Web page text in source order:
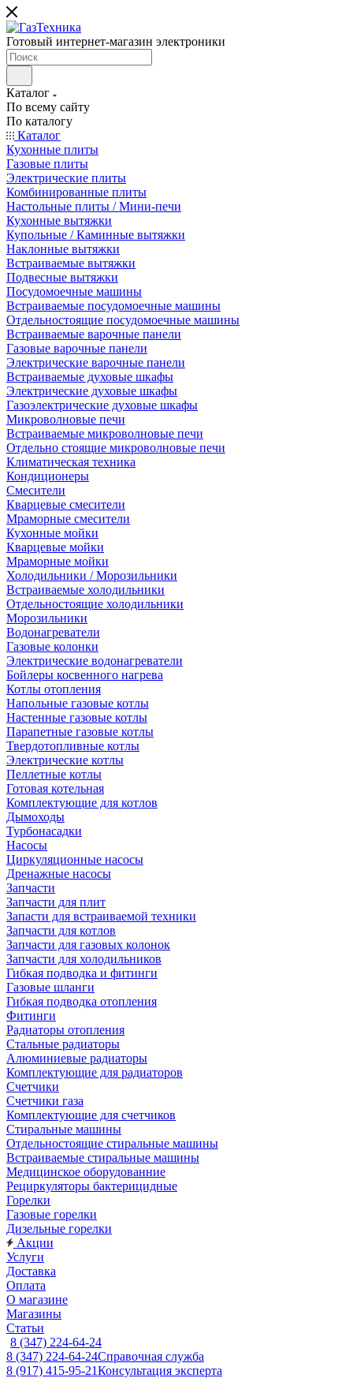
Готовый интернет-магазин электроники
Каталог
По всему сайту
По каталогу
Каталог
Кухонные плиты
Газовые плиты
Электрические плиты
Комбинированные плиты
Настольные плиты / Мини-печи
Кухонные вытяжки
Купольные / Каминные вытяжки
Наклонные вытяжки
Встраиваемые вытяжки
Подвесные вытяжки
Посудомоечные машины
Встраиваемые посудомоечные машины
Отдельностоящие посудомоечные машины
Встраиваемые варочные панели
Газовые варочные панели
Электрические варочные панели
Встраиваемые духовые шкафы
Электрические духовые шкафы
Газоэлектрические духовые шкафы
Микроволновые печи
Встраиваемые микроволновые печи
Отдельно стоящие микроволновые печи
Климатическая техника
Кондиционеры
Смесители
Кварцевые смесители
Мраморные смесители
Кухонные мойки
Кварцевые мойки
Мраморные мойки
Холодильники / Морозильники
Встраиваемые холодильники
Отдельностоящие холодильники
Морозильники
Водонагреватели
Газовые колонки
Электрические водонагреватели
Бойлеры косвенного нагрева
Котлы отопления
Напольные газовые котлы
Настенные газовые котлы
Парапетные газовые котлы
Твердотопливные котлы
Электрические котлы
Пеллетные котлы
Готовая котельная
Комплектующие для котлов
Дымоходы
Турбонасадки
Насосы
Циркуляционные насосы
Дренажные насосы
Запчасти
Запчасти для плит
Запасти для встраиваемой техники
Запчасти для котлов
Запчасти для газовых колонок
Запчасти для холодильников
Гибкая подводка и фитинги
Газовые шланги
Гибкая подводка отопления
Фитинги
Радиаторы отопления
Стальные радиаторы
Алюминиевые радиаторы
Комплектующие для радиаторов
Счетчики
Счетчики газа
Комплектующие для счетчиков
Стиральные машины
Отдельностоящие стиральные машины
Встраиваемые стиральные машины
Медицинское оборудованние
Рециркуляторы бактерицидные
Горелки
Газовые горелки
Дизельные горелки
Акции
Услуги
Доставка
Оплата
О магазине
Магазины
Статьи
8 (347) 224-64-24
8 (347) 224-64-24Справочная служба
8 (917) 415-95-21Консультация эксперта